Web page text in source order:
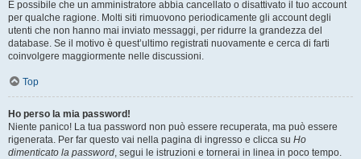
È possibile che un amministratore abbia cancellato o disattivato il tuo account
per qualche ragione. Molti siti rimuovono periodicamente gli account degli
utenti che non hanno mai inviato messaggi, per ridurre la grandezza del
database. Se il motivo è quest’ultimo registrati nuovamente e cerca di farti
coinvolgere maggiormente nelle discussioni.
Top
Ho perso la mia password!
Niente panico! La tua password non può essere recuperata, ma può essere
rigenerata. Per far questo vai nella pagina di ingresso e clicca su Ho
dimenticato la password, segui le istruzioni e tornerai in linea in poco tempo.